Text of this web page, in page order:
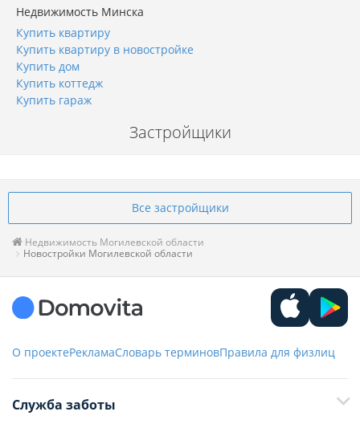
Недвижимость Минска
Купить квартиру
Купить квартиру в новостройке
Купить дом
Купить коттедж
Купить гараж
Застройщики
Все застройщики
Недвижимость Могилевской области
Новостройки Могилевской области
О проектеРекламаСловарь терминовПравила для физлиц
Служба заботы